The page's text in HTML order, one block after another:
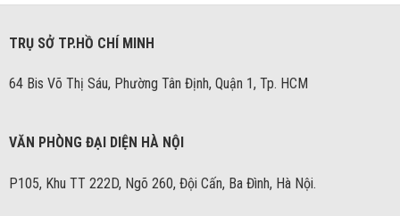
TRỤ SỞ TP.HỒ CHÍ MINH
64 Bis Võ Thị Sáu, Phường Tân Định, Quận 1, Tp. HCM
VĂN PHÒNG ĐẠI DIỆN HÀ NỘI
P105, Khu TT 222D, Ngõ 260, Đội Cấn, Ba Đình, Hà Nội.